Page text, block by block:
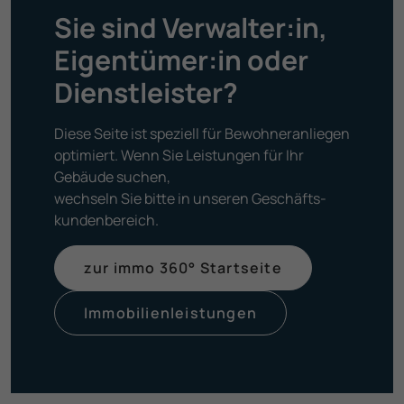
Sie sind Verwalter:in,
Eigentümer:in oder
Dienst­leister?
Diese Seite ist speziell für Bewohneranliegen
optimiert. Wenn Sie Leistungen für Ihr
Gebäude suchen,
wechseln Sie bitte in unseren Geschäfts­
kunden­bereich.
zur immo 360° Startseite
Immobilien­leistungen